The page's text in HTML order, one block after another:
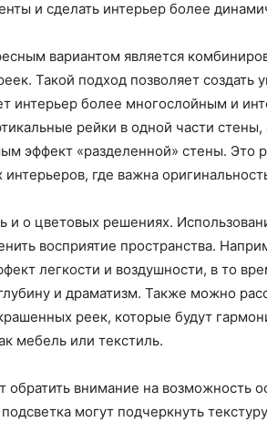
и сделать интерьер более
вариантом является
Такой подход позволяет создать
интерьер более многослойным и
рейки в одной части
эффект «разделенной» стены.
где важна
и о цветовых решениях.
восприятие пространства.
легкости и воздушности, в то
и драматизм. Также можно
реек, которые будут
мебель или текстиль.
обратить внимание на возможность
могут подчеркнуть